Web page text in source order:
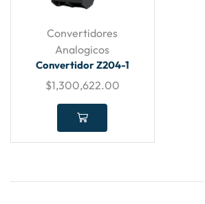
Convertidores
Analogicos
Convertidor Z204-1
$1,300,622.00